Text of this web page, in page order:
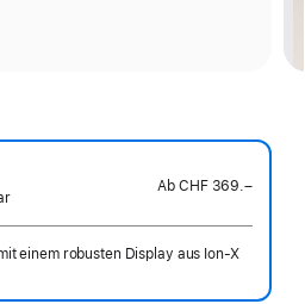
AbCHF 369.–
einem robusten Display aus Ion‑X